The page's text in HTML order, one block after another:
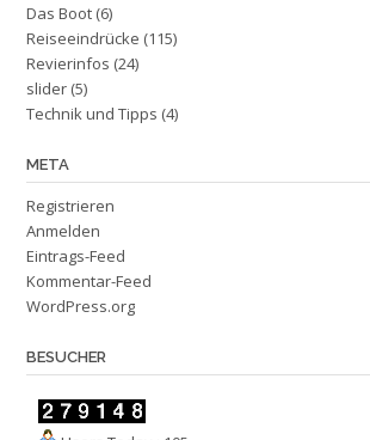
Das Boot (6)
Reiseeindrücke (115)
Revierinfos (24)
slider (5)
Technik und Tipps (4)
META
Registrieren
Anmelden
Eintrags-Feed
Kommentar-Feed
WordPress.org
BESUCHER